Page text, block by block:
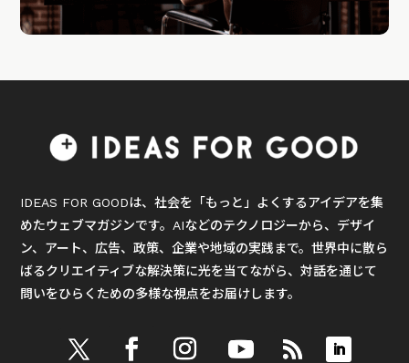
IDEAS FOR GOODは、社会を「もっと」よくするアイデアを集
めたウェブマガジンです。AIなどのテクノロジーから、デザイ
ン、アート、広告、政策、企業や地域の実践まで。世界中に散ら
ばるクリエイティブな解決策に光を当てながら、対話を通じて
問いをひらくための多様な視点をお届けします。